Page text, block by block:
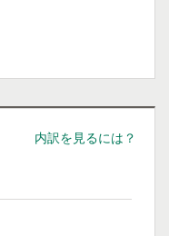
内訳を見るには？